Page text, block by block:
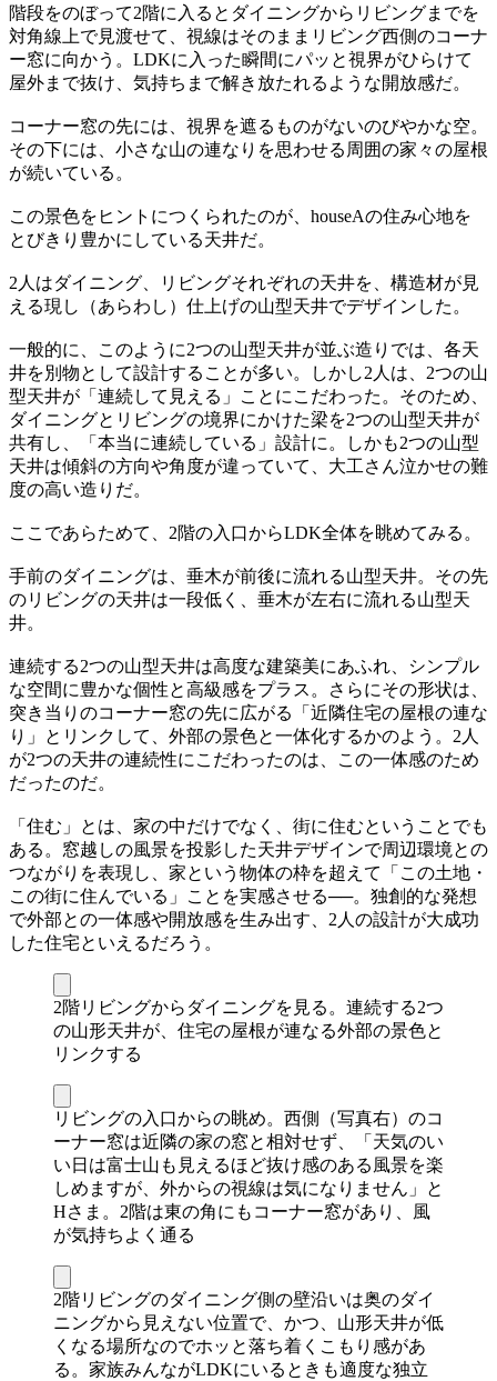
階段をのぼって2階に入るとダイニングからリビングまでを
対角線上で見渡せて、視線はそのままリビング西側のコーナ
ー窓に向かう。LDKに入った瞬間にパッと視界がひらけて
屋外まで抜け、気持ちまで解き放たれるような開放感だ。
コーナー窓の先には、視界を遮るものがないのびやかな空。
その下には、小さな山の連なりを思わせる周囲の家々の屋根
が続いている。
この景色をヒントにつくられたのが、houseAの住み心地を
とびきり豊かにしている天井だ。
2人はダイニング、リビングそれぞれの天井を、構造材が見
える現し（あらわし）仕上げの山型天井でデザインした。
一般的に、このように2つの山型天井が並ぶ造りでは、各天
井を別物として設計することが多い。しかし2人は、2つの山
型天井が「連続して見える」ことにこだわった。そのため、
ダイニングとリビングの境界にかけた梁を2つの山型天井が
共有し、「本当に連続している」設計に。しかも2つの山型
天井は傾斜の方向や角度が違っていて、大工さん泣かせの難
度の高い造りだ。
ここであらためて、2階の入口からLDK全体を眺めてみる。
手前のダイニングは、垂木が前後に流れる山型天井。その先
のリビングの天井は一段低く、垂木が左右に流れる山型天
井。
連続する2つの山型天井は高度な建築美にあふれ、シンプル
な空間に豊かな個性と高級感をプラス。さらにその形状は、
突き当りのコーナー窓の先に広がる「近隣住宅の屋根の連な
り」とリンクして、外部の景色と一体化するかのよう。2人
が2つの天井の連続性にこだわったのは、この一体感のため
だったのだ。
「住む」とは、家の中だけでなく、街に住むということでも
ある。窓越しの風景を投影した天井デザインで周辺環境との
つながりを表現し、家という物体の枠を超えて「この土地・
この街に住んでいる」ことを実感させる──。独創的な発想
で外部との一体感や開放感を生み出す、2人の設計が大成功
した住宅といえるだろう。
2階リビングからダイニングを見る。連続する2つ
の山形天井が、住宅の屋根が連なる外部の景色と
リンクする
リビングの入口からの眺め。西側（写真右）のコ
ーナー窓は近隣の家の窓と相対せず、「天気のい
い日は富士山も見えるほど抜け感のある風景を楽
しめますが、外からの視線は気になりません」と
Hさま。2階は東の角にもコーナー窓があり、風
が気持ちよく通る
2階リビングのダイニング側の壁沿いは奥のダイ
ニングから見えない位置で、かつ、山形天井が低
くなる場所なのでホッと落ち着くこもり感があ
る。家族みんながLDKにいるときも適度な独立